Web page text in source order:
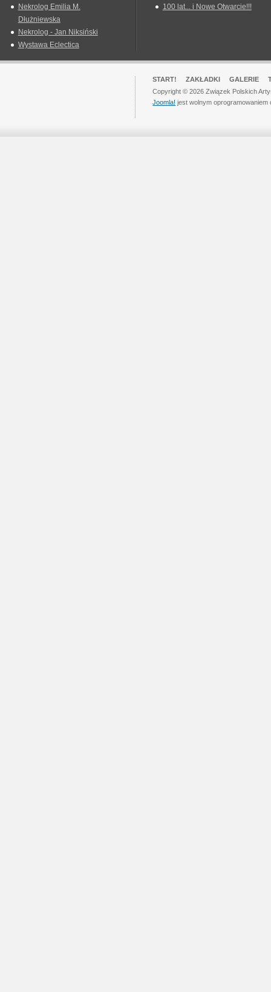
Nekrolog Emilia M.
Dłużniewska
Nekrolog - Jan Niksiński
Wystawa Eclectica
100 lat... i Nowe Otwarcie!!!
START! ZAKŁADKI GALERIE
Copyright © 2026 Związek Polskich
Joomla! jest wolnym